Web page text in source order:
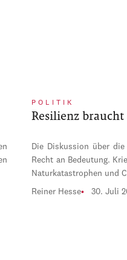
POLITIK
Resilienz
Die Diskussion über
Recht an Bedeutung.
Naturkatastrophen und
Reiner Hesse 30. Juli